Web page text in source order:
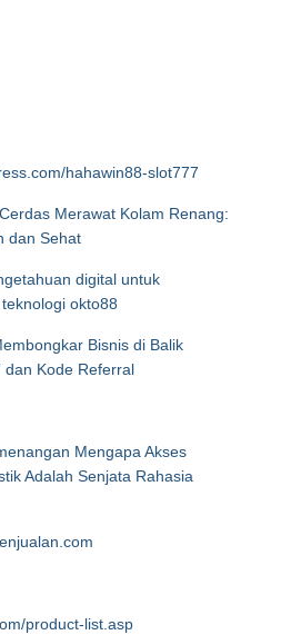
hahawin88-slot777
Merawat Kolam Renang:
dan Sehat
digital untuk
okto88
Bisnis di Balik
dan Kode Referral
Mengapa Akses
Adalah Senjata Rahasia
product-list.asp